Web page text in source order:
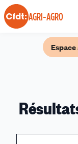
Panneau de gestion des
AGRI-AGRO